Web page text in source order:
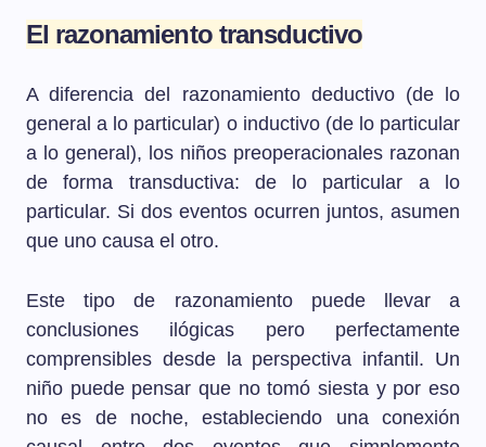
El razonamiento transductivo
A diferencia del razonamiento deductivo (de lo
general a lo particular) o inductivo (de lo particular
a lo general), los niños preoperacionales razonan
de forma transductiva: de lo particular a lo
particular. Si dos eventos ocurren juntos, asumen
que uno causa el otro.
Este tipo de razonamiento puede llevar a
conclusiones ilógicas pero perfectamente
comprensibles desde la perspectiva infantil. Un
niño puede pensar que no tomó siesta y por eso
no es de noche, estableciendo una conexión